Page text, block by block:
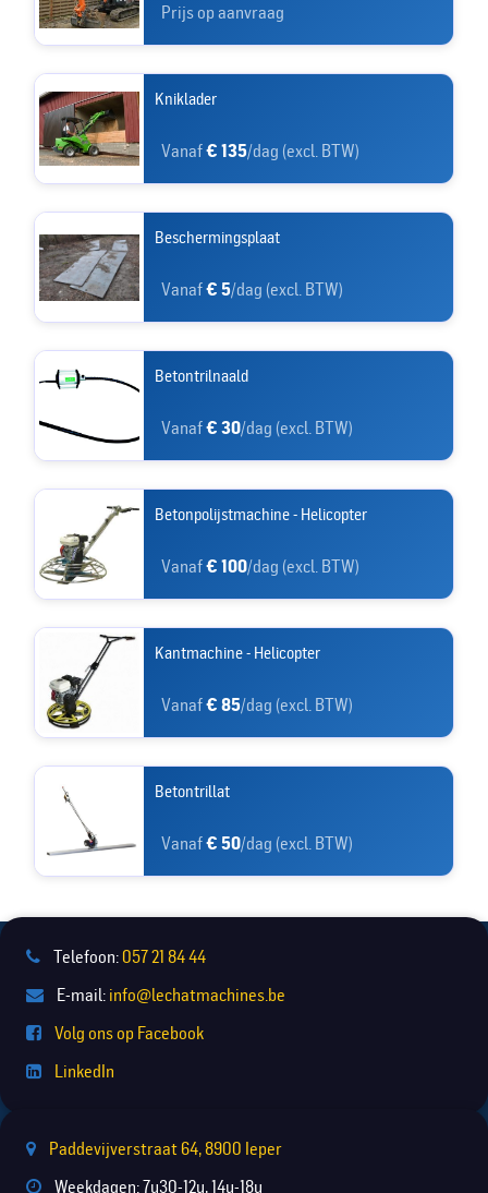
Prijs op aanvraag
Kniklader
Vanaf€ 135/dag (excl. BTW)
Beschermingsplaat
Vanaf€ 5/dag (excl. BTW)
Betontrilnaald
Vanaf€ 30/dag (excl. BTW)
Betonpolijstmachine - Helicopter
Vanaf€ 100/dag (excl. BTW)
Kantmachine - Helicopter
Vanaf€ 85/dag (excl. BTW)
Betontrillat
Vanaf€ 50/dag (excl. BTW)
Telefoon: 057 21 84 44
E-mail: info@lechatmachines.be
Volg ons op Facebook
LinkedIn
Paddevijverstraat 64, 8900 Ieper
Weekdagen: 7u30-12u, 14u-18u